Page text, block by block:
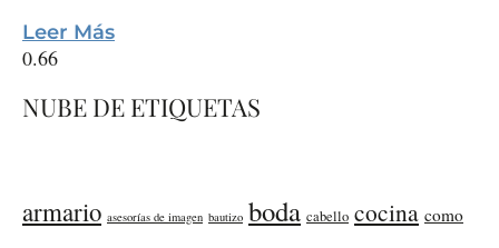
Leer Más
NUBE DE ETIQUETAS
armario asesorías de imagen bautizo boda cabello cocina como